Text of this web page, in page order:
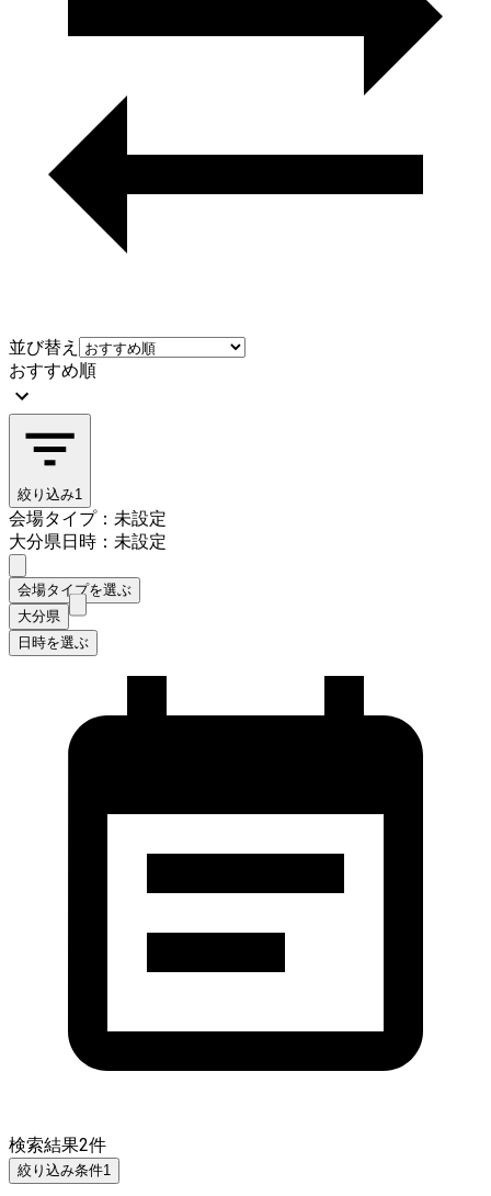
並び替え
おすすめ順
絞り込み1
会場タイプ：未設定
大分県日時：未設定
会場タイプを選ぶ
大分県
日時を選ぶ
検索結果2件
絞り込み条件1